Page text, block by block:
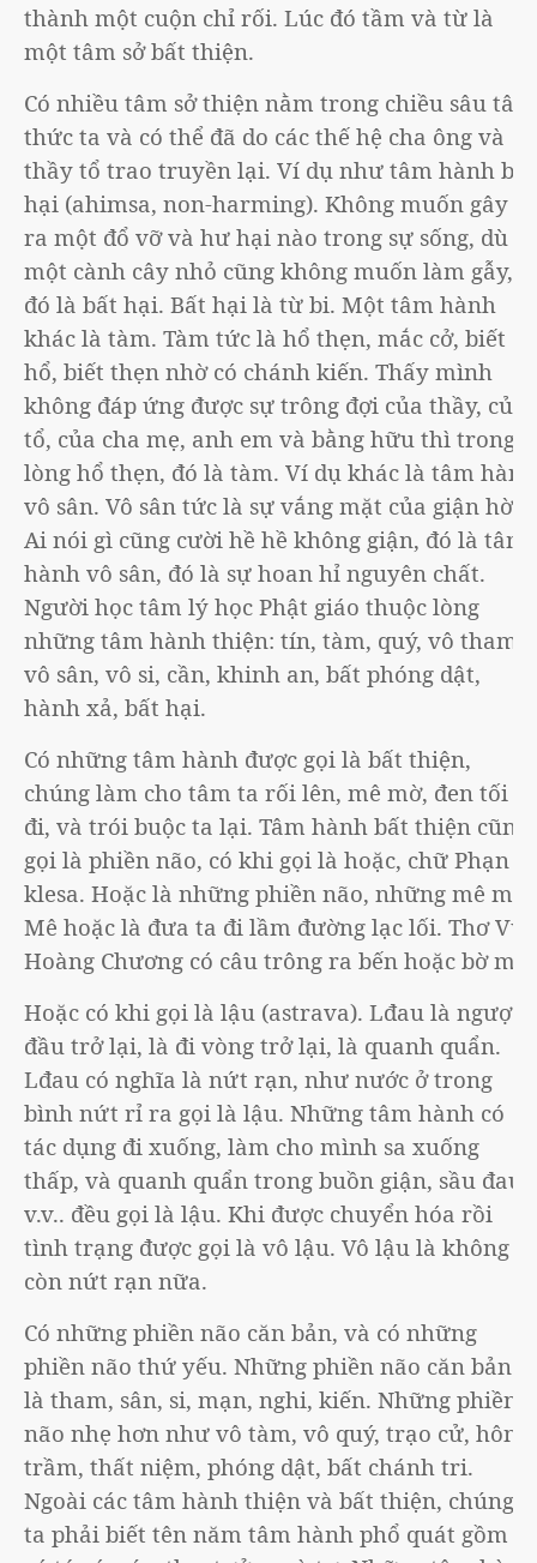
thành một cuộn chỉ rối. Lúc đó tầm và từ là
một tâm sở bất thiện.
Có nhiều tâm sở thiện nằm trong chiều sâu tâm
thức ta và có thể đã do các thế hệ cha ông và
thầy tổ trao truyền lại. Ví dụ như tâm hành bất
hại (ahimsa, non-harming). Không muốn gây
ra một đổ vỡ và hư hại nào trong sự sống, dù
một cành cây nhỏ cũng không muốn làm gẫy,
đó là bất hại. Bất hại là từ bi. Một tâm hành
khác là tàm. Tàm tức là hổ thẹn, mắc cở, biết
hổ, biết thẹn nhờ có chánh kiến. Thấy mình
không đáp ứng được sự trông đợi của thầy, của
tổ, của cha mẹ, anh em và bằng hữu thì trong
lòng hổ thẹn, đó là tàm. Ví dụ khác là tâm hành
vô sân. Vô sân tức là sự vắng mặt của giận hờn.
Ai nói gì cũng cười hề hề không giận, đó là tâm
hành vô sân, đó là sự hoan hỉ nguyên chất.
Người học tâm lý học Phật giáo thuộc lòng
những tâm hành thiện: tín, tàm, quý, vô tham,
vô sân, vô si, cần, khinh an, bất phóng dật,
hành xả, bất hại.
Có những tâm hành được gọi là bất thiện,
chúng làm cho tâm ta rối lên, mê mờ, đen tối
đi, và trói buộc ta lại. Tâm hành bất thiện cũng
gọi là phiền não, có khi gọi là hoặc, chữ Phạn là
klesa. Hoặc là những phiền não, những mê mờ.
Mê hoặc là đưa ta đi lầm đường lạc lối. Thơ Vũ
Hoàng Chương có câu trông ra bến hoặc bờ mê.
Hoặc có khi gọi là lậu (astrava). Lđau là ngược
đầu trở lại, là đi vòng trở lại, là quanh quẩn.
Lđau có nghĩa là nứt rạn, như nước ở trong
bình nứt rỉ ra gọi là lậu. Những tâm hành có
tác dụng đi xuống, làm cho mình sa xuống
thấp, và quanh quẩn trong buồn giận, sầu đau,
v.v.. đều gọi là lậu. Khi được chuyển hóa rồi
tình trạng được gọi là vô lậu. Vô lậu là không
còn nứt rạn nữa.
Có những phiền não căn bản, và có những
phiền não thứ yếu. Những phiền não căn bản
là tham, sân, si, mạn, nghi, kiến. Những phiền
não nhẹ hơn như vô tàm, vô quý, trạo cử, hôn
trầm, thất niệm, phóng dật, bất chánh tri.
Ngoài các tâm hành thiện và bất thiện, chúng
ta phải biết tên năm tâm hành phổ quát gồm